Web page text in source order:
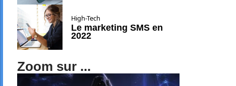
High-Tech
Le marketing SMS en
2022
Zoom sur ...